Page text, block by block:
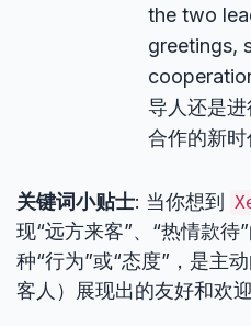
the two
greetings,
导人还是
合作的新时
关键词小贴士: 当你想到
现“远方来客”、“热情款待
种“行为”或“态度”，是主
客人）展现出的友好和欢迎